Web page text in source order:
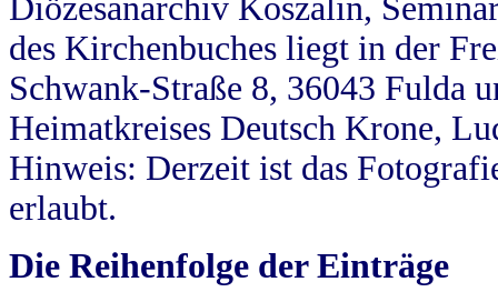
Diözesanarchiv Koszalin,
des Kirchenbuches liegt in der
Schwank-Straße 8, 36043 Fulda
Heimatkreises Deutsch Krone,
Hinweis: Derzeit ist das
erlaubt.
Die Reihenfolge der Einträge